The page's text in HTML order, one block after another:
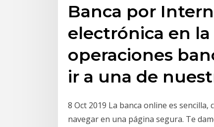
Banca por
electrónica en
operaciones
ir a una de
8 Oct 2019 La banca online es
navegar en una página segura. Te